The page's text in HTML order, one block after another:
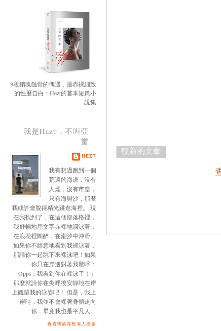
9段銷魂蝕骨的偶遇，最赤裸細致
的性歷自白：Hezt的首本短篇小
說集
我是Hezt，不叫亞
當
HEZT
我有想過跑到一個
荒遠的海邊，沒有
人煙，沒有市塵，
只有海與沙，那麼
我或許會脫得精光跳進海裡。 現
在我找到了，在這個部落格裡，
我舒暢地用文字赤裸地泅泳著，
在浪花裡陶醉，在潮汐中沖滑。
如果你不經意地看到我裸泳著，
那請你一起跳下來裸泳吧！如果
你只在岸邊對著我驚呼：
「Opps，我看到你在裸泳了！」
那麼就請你在尖呼後安靜地在岸
上觀望我的泳姿吧！ 但是，我上
岸時，我並不會裸著身體走向
你，畢竟我也是平凡人。
查看我的完整個人檔案
較新的文章